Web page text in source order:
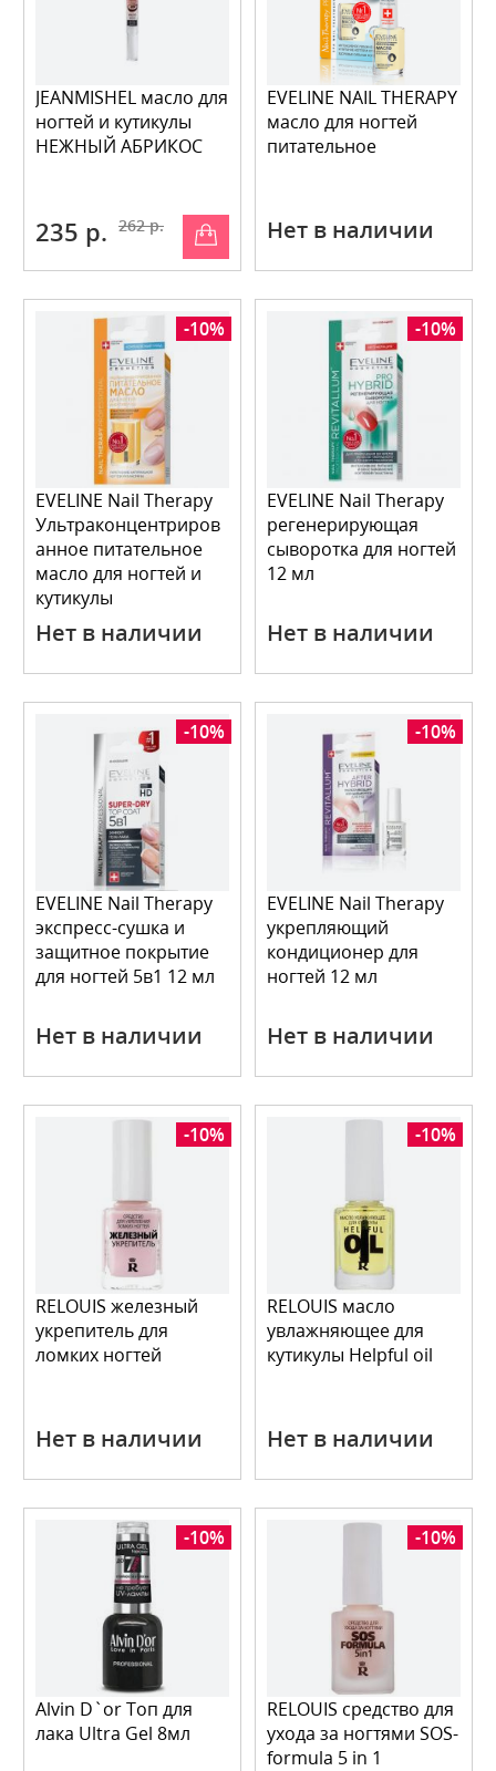
JEANMISHEL масло для
ногтей и кутикулы
НЕЖНЫЙ АБРИКОС
235 р. 262 р.
EVELINE NAIL THERAPY
масло для ногтей
питательное
Нет в наличии
-10%
EVELINE Nail Therapy
Ультраконцентриров
анное питательное
масло для ногтей и
кутикулы
Нет в наличии
-10%
EVELINE Nail Therapy
регенерирующая
сыворотка для ногтей
12 мл
Нет в наличии
-10%
EVELINE Nail Therapy
экспресс-сушка и
защитное покрытие
для ногтей 5в1 12 мл
Нет в наличии
-10%
EVELINE Nail Therapy
укрепляющий
кондиционер для
ногтей 12 мл
Нет в наличии
-10%
RELOUIS железный
укрепитель для
ломких ногтей
Нет в наличии
-10%
RELOUIS масло
увлажняющее для
кутикулы Helpful oil
Нет в наличии
-10%
Alvin D`or Топ для
лака Ultra Gel 8мл
-10%
RELOUIS средство для
ухода за ногтями SOS-
formula 5 in 1